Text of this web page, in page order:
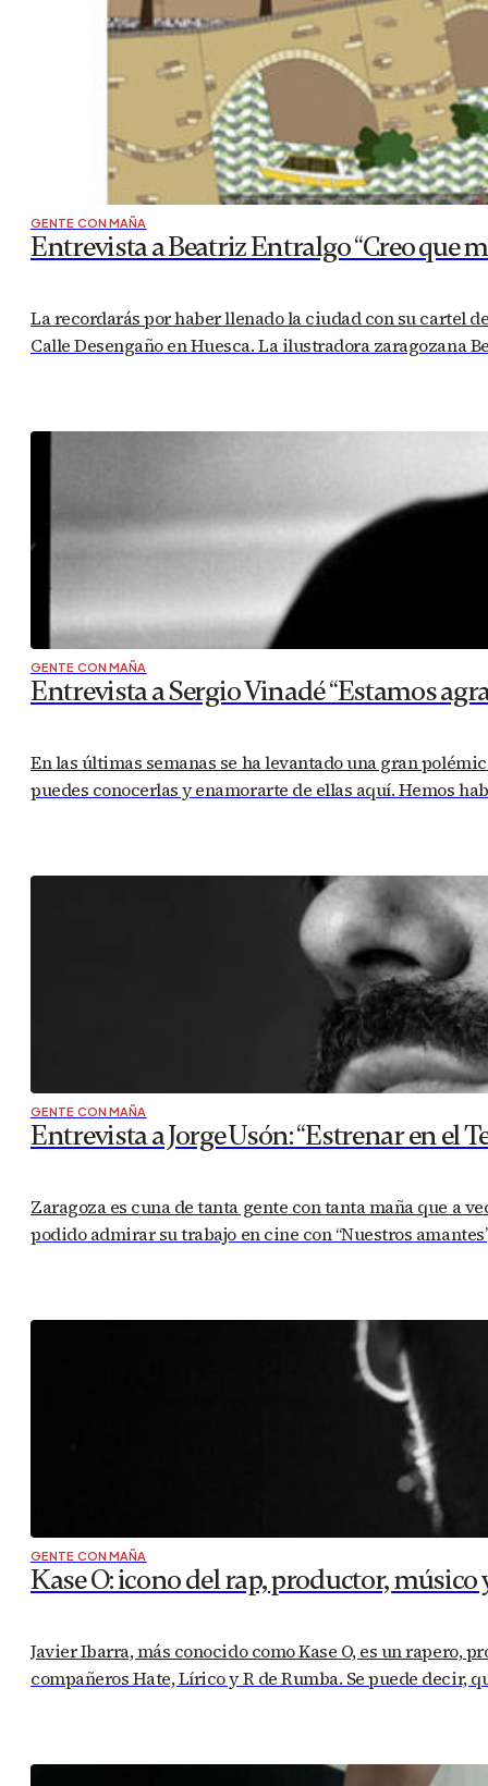
GENTE CON MAÑA
Entrevista a Beatriz Entralgo “Creo que
La recordarás por haber llenado la ciudad con su cartel
Calle Desengaño en Huesca. La ilustradora zaragozana
GENTE CON MAÑA
Entrevista a Sergio Vinadé “Estamos
En las últimas semanas se ha levantado una gran
puedes conocerlas y enamorarte de ellas aquí. Hemos
GENTE CON MAÑA
Entrevista a Jorge Usón: “Estrenar en el
Zaragoza es cuna de tanta gente con tanta maña que a
podido admirar su trabajo en cine con “Nuestros
GENTE CON MAÑA
Kase O: icono del rap, productor, músico
Javier Ibarra, más conocido como Kase O, es un rapero,
compañeros Hate, Lírico y R de Rumba. Se puede decir,